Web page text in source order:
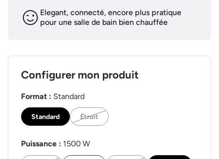
Elegant, connecté, encore plus pratique
pour une salle de bain bien chauffée
Configurer mon produit
Format : Standard
Standard Étroit
Puissance : 1500 W